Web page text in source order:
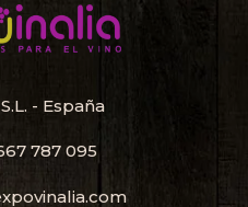
- España
787 095